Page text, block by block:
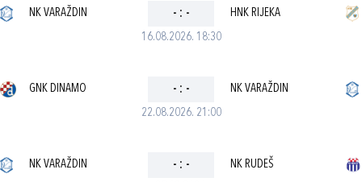
16.08.2026. 18:30
NK VARAŽDIN - : - HNK RIJEKA
22.08.2026. 21:00
GNK DINAMO - : - NK VARAŽDIN
NK VARAŽDIN - : - NK RUDEŠ